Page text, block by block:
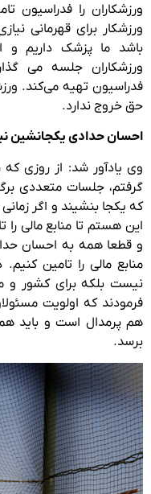
ورزشکاران را فدراسیون
ورزشکار برای قهرمانی
باشد ما پزشک داریم و
ورزشکاران جلسه می
فدراسیون تهیه می‌کند.
حق خروج ندارد.
احسان حدادی یکجانشین
وی یادآور شد: از روزی که
گرفتم، جلسات متعددی
که یکجا بنشیند و اگر
این هستم تا منابع مالی را
و قطعا همه به احسان
منابع مالی را تامین
نیست بلکه برای کشور و
فرمودند که اولویت
هم پرمدال است و باید
برسد.